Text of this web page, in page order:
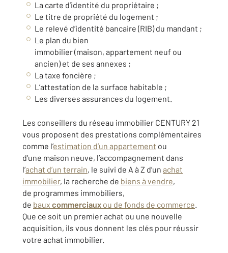
La carte d’identité du propriétaire ;
Le titre de propriété du logement ;
Le relevé d’identité bancaire (RIB) du mandant ;
Le plan du bien
immobilier(maison, appartement neuf ou
ancien) et de ses annexes ;
La taxe foncière ;
L’attestation de la surface habitable ;
Les diverses assurances du logement.
Les conseillers du réseau immobilier CENTURY 21
vous proposent des prestations complémentaires
comme l’estimation d’un appartement ou
d’une maison neuve, l’accompagnement dans
l’achat d’un terrain, le suivi de A à Z d’un achat
immobilier, la recherche de biens à vendre,
de programmes immobiliers,
de baux commerciaux ou de fonds de commerce.
Que ce soit un premier achat ou une nouvelle
acquisition, ils vous donnent les clés pour réussir
votre achat immobilier.